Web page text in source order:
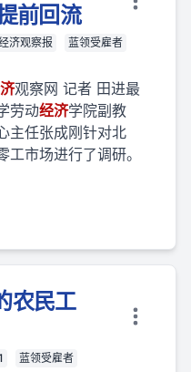
前回流
济观察报
蓝领受雇者
观察网 记者 田进最
劳动经济学院副教
主任张成刚针对北
市场进行了调研。
农民工
蓝领受雇者